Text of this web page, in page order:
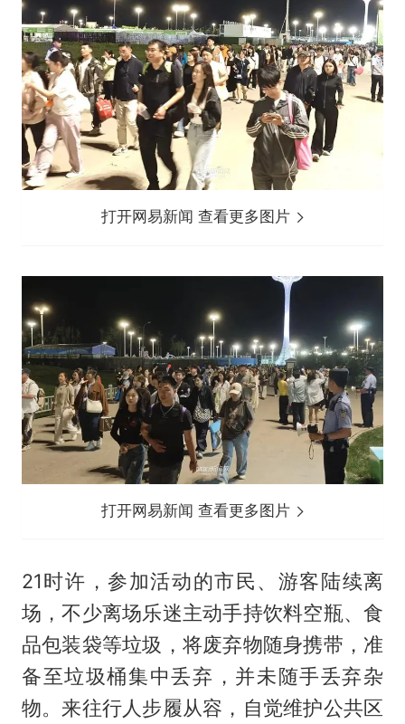
打开网易新闻 查看更多图片
打开网易新闻 查看更多图片
21时许，参加活动的市民、游客陆续离
场，不少离场乐迷主动手持饮料空瓶、食
品包装袋等垃圾，将废弃物随身携带，准
备至垃圾桶集中丢弃，并未随手丢弃杂
物。来往行人步履从容，自觉维护公共区